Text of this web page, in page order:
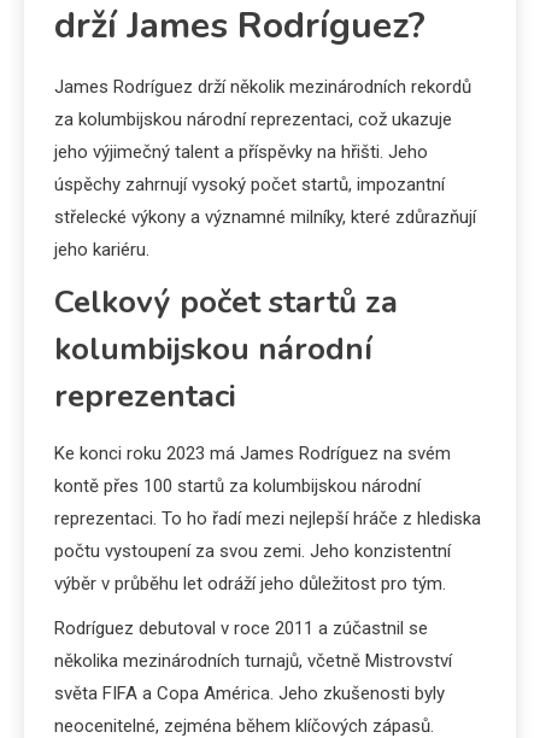
drží James Rodríguez?
James Rodríguez drží několik mezinárodních rekordů
za kolumbijskou národní reprezentaci, což ukazuje
jeho výjimečný talent a příspěvky na hřišti. Jeho
úspěchy zahrnují vysoký počet startů, impozantní
střelecké výkony a významné milníky, které zdůrazňují
jeho kariéru.
Celkový počet startů za
kolumbijskou národní
reprezentaci
Ke konci roku 2023 má James Rodríguez na svém
kontě přes 100 startů za kolumbijskou národní
reprezentaci. To ho řadí mezi nejlepší hráče z hlediska
počtu vystoupení za svou zemi. Jeho konzistentní
výběr v průběhu let odráží jeho důležitost pro tým.
Rodríguez debutoval v roce 2011 a zúčastnil se
několika mezinárodních turnajů, včetně Mistrovství
světa FIFA a Copa América. Jeho zkušenosti byly
neocenitelné, zejména během klíčových zápasů.